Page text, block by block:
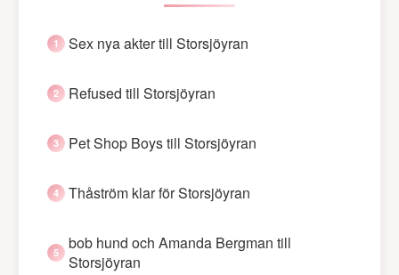
Sex nya akter till Storsjöyran
Refused till Storsjöyran
Pet Shop Boys till Storsjöyran
Thåström klar för Storsjöyran
bob hund och Amanda Bergman till
Storsjöyran